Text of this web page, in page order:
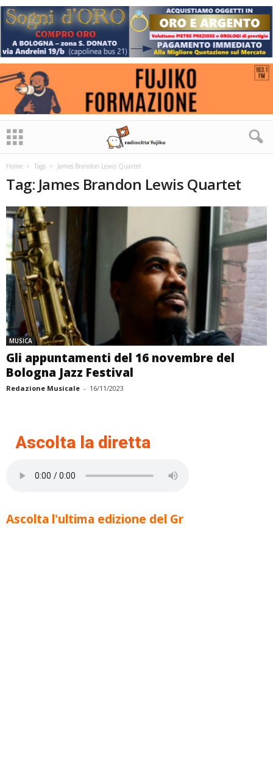
Home Tags James Brandon Lewis Quartet
Tag: James Brandon Lewis Quartet
MUSICA
Gli appuntamenti del 16 novembre del
Bologna Jazz Festival
Redazione Musicale - 16/11/2023
Ascolta la diretta
Ascolta l'ultima edizione del Gr